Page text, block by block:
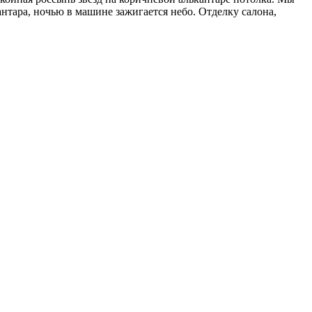
ночью в машине зажигается небо. Отделку салона,